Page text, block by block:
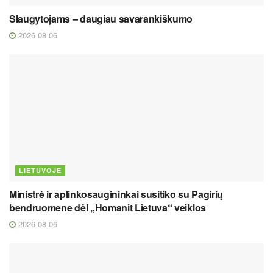
Slaugytojams – daugiau savarankiškumo
2026 08 06
LIETUVOJE
Ministrė ir aplinkosaugininkai susitiko su Pagirių
bendruomene dėl „Homanit Lietuva“ veiklos
2026 08 06